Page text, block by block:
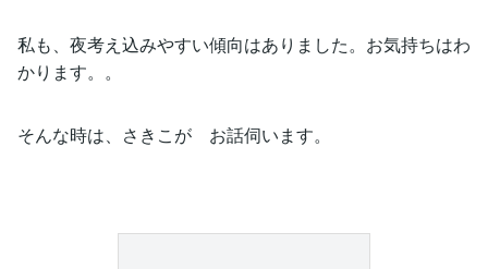
私も、夜考え込みやすい傾向はありました。お気持ちはわ
かります。。
そんな時は、さきこが お話伺います。